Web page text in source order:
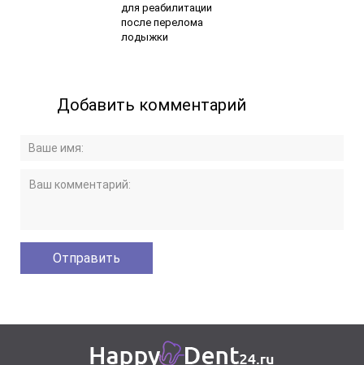
для реабилитации
после перелома
лодыжки
Добавить комментарий